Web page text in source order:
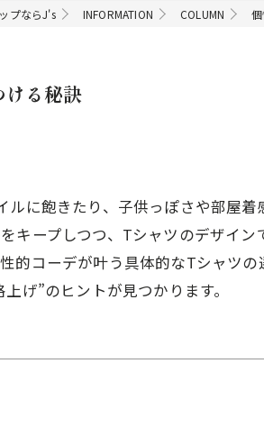
ストリート
プならJ's INFORMATION COLUMN
ける秘訣
に飽きたり、子供っぽさや部屋
ープしつつ、Tシャツのデザイ
コーデが叶う具体的なTシャツ
げ”のヒントが見つかります。